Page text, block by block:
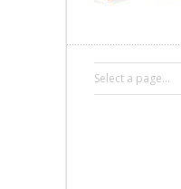
Select a page...